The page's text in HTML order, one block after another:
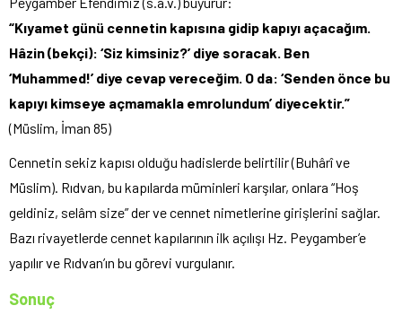
“Kıyamet günü cennetin kapısına gidip kapıyı açacağım.
Hâzin (bekçi): ‘Siz kimsiniz?’ diye soracak. Ben
‘Muhammed!’ diye cevap vereceğim. O da: ‘Senden önce bu
kapıyı kimseye açmamakla emrolundum’ diyecektir.”
(Müslim, İman 85)
Cennetin sekiz kapısı olduğu hadislerde belirtilir (Buhârî ve
Müslim). Rıdvan, bu kapılarda müminleri karşılar, onlara “Hoş
geldiniz, selâm size” der ve cennet nimetlerine girişlerini sağlar.
Bazı rivayetlerde cennet kapılarının ilk açılışı Hz. Peygamber’e
yapılır ve Rıdvan’ın bu görevi vurgulanır.
Sonuç